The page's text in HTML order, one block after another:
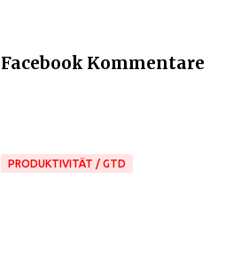
Facebook Kommentare
PRODUKTIVITÄT / GTD